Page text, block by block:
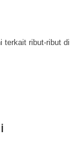
terkait ribut-ribut di